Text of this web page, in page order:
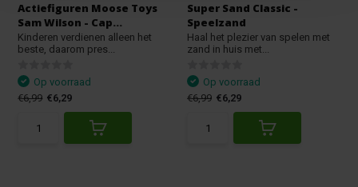
Actiefiguren Moose Toys
Sam Wilson - Cap...
Kinderen verdienen alleen het
beste, daarom pres...
Op voorraad
€6,99 €6,29
Super Sand Classic -
Speelzand
Haal het plezier van spelen met
zand in huis met...
Op voorraad
€6,99 €6,29